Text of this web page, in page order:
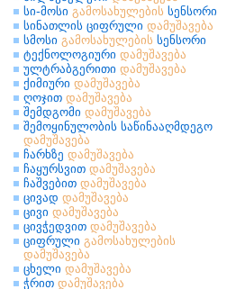
სი-მოსი გამოსახულების სენსორი
სინათლის ციფრული დამუშავება
სმოსი გამოსახულების სენსორი
ტექნოლოგიური დამუშავება
ულტრაბგერითი დამუშავება
ქიმიური დამუშავება
ღოჯით დამუშავება
შემდგომი დამუშავება
შემოყინულობის საწინააღმდეგო
დამუშავება
ჩარხზე დამუშავება
ჩაყურსვით დამუშავება
ჩაშვებით დამუშავება
ცივად დამუშავება
ცივი დამუშავება
ცივჭედვით დამუშავება
ციფრული გამოსახულების
დამუშავება
ცხელი დამუშავება
ჭრით დამუშავება